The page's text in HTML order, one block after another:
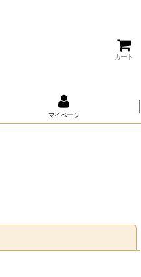
カート
マイページ